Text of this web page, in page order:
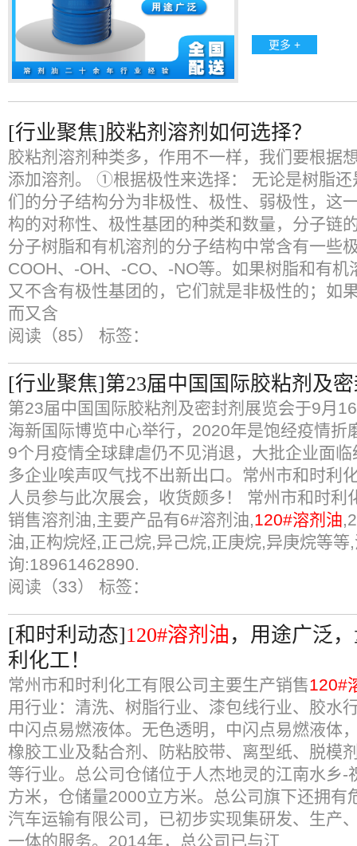
更多 +
[行业聚焦]胶粘剂溶剂如何选择？
胶粘剂溶剂种类多，作用不一样，我们要根据
添加溶剂。 ①根据极性来选择： 无论是树脂
们的分子结构分为非极性、极性、弱极性，这
构的对称性、极性基团的种类和数量，分子链
分子树脂和有机溶剂的分子结构中常含有一些
COOH、-OH、-CO、-NO等。如果树脂和有机
又不含有极性基团的，它们就是非极性的；如
而又含
阅读（85） 标签：
[行业聚焦]第23届中国国际胶粘剂及
第23届中国国际胶粘剂及密封剂展览会于9月
海新国际博览中心举行，2020年是饱经疫情折
9个月疫情全球肆虐仍不见消退，大批企业面
多企业唉声叹气找不出新出口。常州市和时利
人员参与此次展会，收货颇多！ 常州市和时利
销售溶剂油,主要产品有6#溶剂油,120#溶剂油
油,正构烷烃,正己烷,异己烷,正庚烷,异庚烷等等
询:18961462890.
阅读（33） 标签：
[和时利动态]120#溶剂油 ，用途广泛
利化工！
常州市和时利化工有限公司主要生产销售120#
用行业：清洗、树脂行业、漆包线行业、胶水
中闪点易燃液体。无色透明，中闪点易燃液体
橡胶工业及黏合剂、防粘胶带、离型纸、脱模
等行业。总公司仓储位于人杰地灵的江南水乡-
方米，仓储量2000立方米。总公司旗下还拥有
汽车运输有限公司，已初步实现集研发、生产
一体的服务。2014年，总公司已与江